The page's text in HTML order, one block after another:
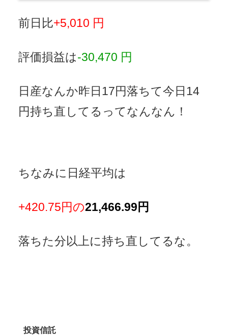
前日比+5,010 円
評価損益は-30,470 円
日産なんか昨日17円落ちて今日14
円持ち直してるってなんなん！
ちなみに日経平均は
+420.75円の21,466.99円
落ちた分以上に持ち直してるな。
投資信託